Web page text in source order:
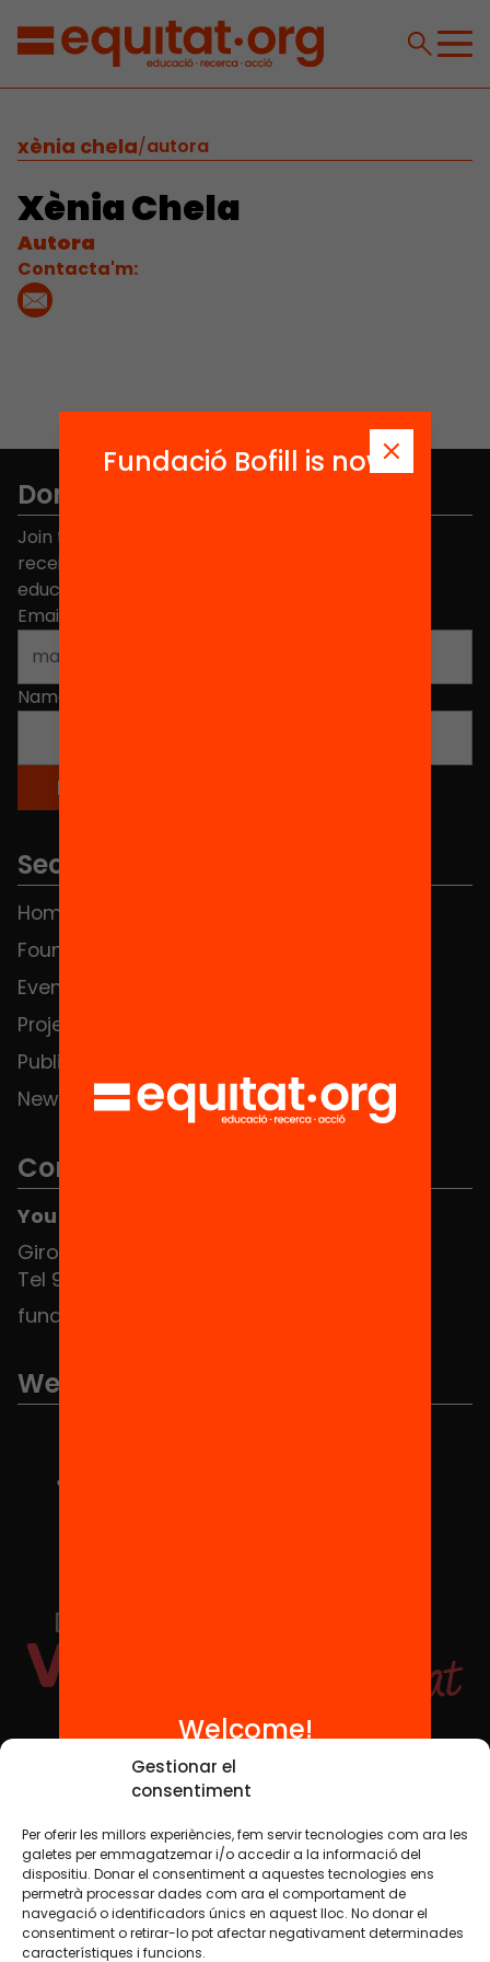
Gestionar el
consentiment
Per oferir les millors experiències, fem servir tecnologies com ara les
galetes per emmagatzemar i/o accedir a la informació del
dispositiu. Donar el consentiment a aquestes tecnologies ens
permetrà processar dades com ara el comportament de
navegació o identificadors únics en aquest lloc. No donar el
consentiment o retirar-lo pot afectar negativament determinades
característiques i funcions.
xènia chela/autora
Xènia Chela
Autora
Contacta'm:
Don't miss anything.
Join the more than 40,000 people who already
receive news about initiatives and projects for
educational change in Catalonia.
Email address
Name
Sections
Home
Foundation
Events
Projects
Publications and videos
News
Contact
You can find us at the Social HUB
Girona 34, interior 08010 Barcelona
Tel 934 588 700
fundacio@equitat.org
We are part of...
Social Media
TW YTB IG FB IN
Legal NoticeCookie Policy
Fundació Bofill is now
Welcome!